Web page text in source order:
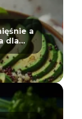
a
dla